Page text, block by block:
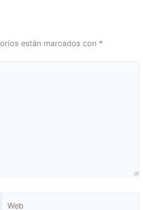
están marcados con *